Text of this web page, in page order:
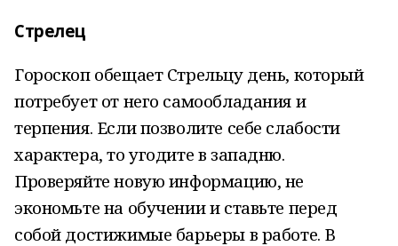
Стрелец
Гороскоп обещает Стрельцу день, который
потребует от него самообладания и
терпения. Если позволите себе слабости
характера, то угодите в западню.
Проверяйте новую информацию, не
экономьте на обучении и ставьте перед
собой достижимые барьеры в работе. В